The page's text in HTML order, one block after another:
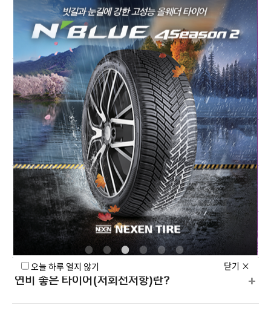
(Tread wear) 700으로 기존 제품 대비 향상된 주행거리를
제공하는 사계절 마일리지 강화 제품입니다.
M+S 표시와 3PMSF(산봉우리 눈꽃) 마크의
차이는?
+
타이어 제조에 사용되는 원료는? +
썸머 타이어 vs 윈터 타이어 차이는? +
UHP(울트라 하이 퍼포먼스) 타이어란?
연비 좋은 타이어(저회전저항)란? +
오늘 하루 열지 않기 닫기 ×